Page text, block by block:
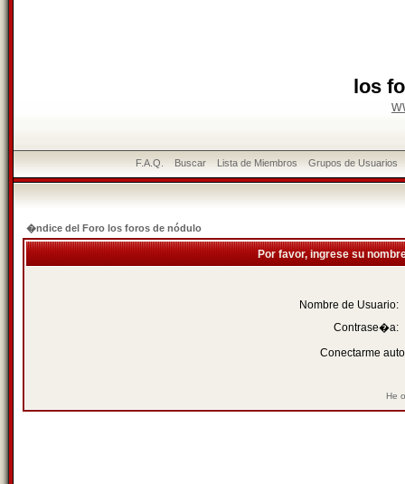
los
F.A.Q. Buscar Lista de Miembros Grupos de Usuarios
�ndice del Foro los foros de nódulo
Por favor, ingrese su
Nombre de Usuario:
Contrase�a:
Conectarme
He